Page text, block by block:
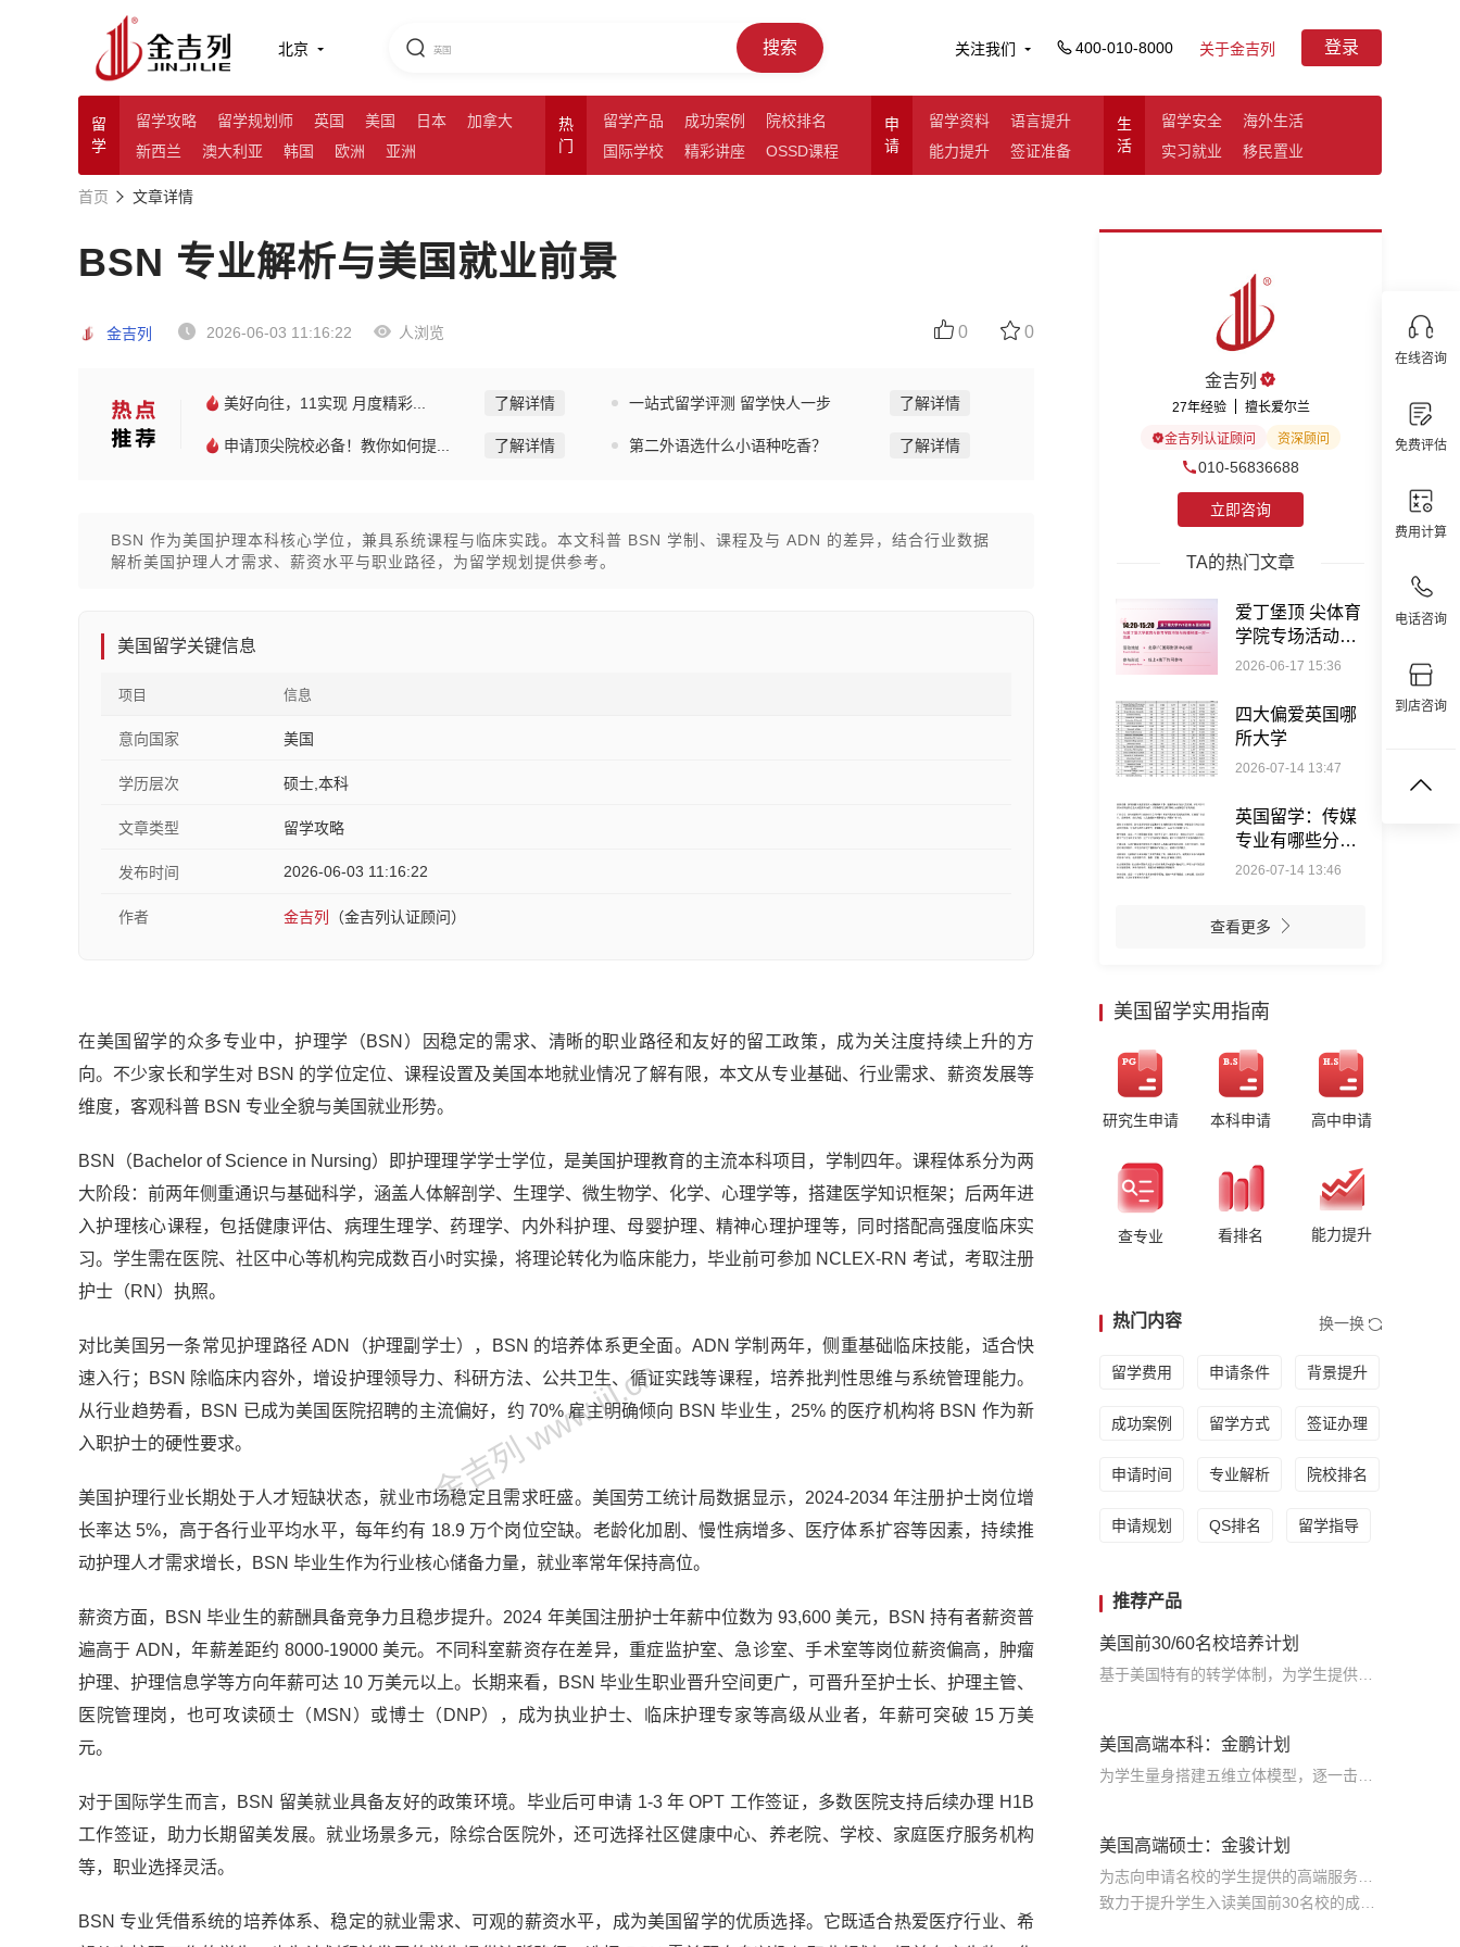
北京 搜索 关注我们 400-010-8000 关于金吉列 登录
留
学
留学攻略 留学规划师 英国 美国 日本
加拿大
新西兰
澳大利亚 韩国 欧洲 亚洲
热
门
留学产品 成功案例
院校排名
国际学校
精彩讲座 OSSD课程
申
请
留学资料
语言提升
能力提升
签证准备
生
活
留学安全
海外生活
实习就业
移民置业
在线咨询
免费评估
费用计算
电话咨询
到店咨询
首页 文章详情
BSN 专业解析与美国就业前景
金吉列 2026-06-03 11:16:22 人浏览 0 0
美好向往，11实现 月度精彩... 了解详情 一站式留学评测 留学快人一步 了解详情
申请顶尖院校必备！教你如何提... 了解详情 第二外语选什么小语种吃香？ 了解详情
BSN 作为美国护理本科核心学位，兼具系统课程与临床实践。本文科普 BSN 学制、课程及与 ADN 的差异，结合行业数据
解析美国护理人才需求、薪资水平与职业路径，为留学规划提供参考。
美国留学关键信息
项目 信息
意向国家 美国
学历层次 硕士,本科
文章类型 留学攻略
发布时间 2026-06-03 11:16:22
作者 金吉列 （金吉列认证顾问）
在美国留学的众多专业中，护理学（BSN）因稳定的需求、清晰的职业路径和友好的留工政策，成为关注度持续上升的方
向。不少家长和学生对 BSN 的学位定位、课程设置及美国本地就业情况了解有限，本文从专业基础、行业需求、薪资发展等
维度，客观科普 BSN 专业全貌与美国就业形势。
BSN（Bachelor of Science in Nursing）即护理理学学士学位，是美国护理教育的主流本科项目，学制四年。课程体系分为两
大阶段：前两年侧重通识与基础科学，涵盖人体解剖学、生理学、微生物学、化学、心理学等，搭建医学知识框架；后两年进
入护理核心课程，包括健康评估、病理生理学、药理学、内外科护理、母婴护理、精神心理护理等，同时搭配高强度临床实
习。学生需在医院、社区中心等机构完成数百小时实操，将理论转化为临床能力，毕业前可参加 NCLEX-RN 考试，考取注册
护士（RN）执照。
对比美国另一条常见护理路径 ADN（护理副学士），BSN 的培养体系更全面。ADN 学制两年，侧重基础临床技能，适合快
速入行；BSN 除临床内容外，增设护理领导力、科研方法、公共卫生、循证实践等课程，培养批判性思维与系统管理能力。
从行业趋势看，BSN 已成为美国医院招聘的主流偏好，约 70% 雇主明确倾向 BSN 毕业生，25% 的医疗机构将 BSN 作为新
入职护士的硬性要求。
美国护理行业长期处于人才短缺状态，就业市场稳定且需求旺盛。美国劳工统计局数据显示，2024-2034 年注册护士岗位增
长率达 5%，高于各行业平均水平，每年约有 18.9 万个岗位空缺。老龄化加剧、慢性病增多、医疗体系扩容等因素，持续推
动护理人才需求增长，BSN 毕业生作为行业核心储备力量，就业率常年保持高位。
薪资方面，BSN 毕业生的薪酬具备竞争力且稳步提升。2024 年美国注册护士年薪中位数为 93,600 美元，BSN 持有者薪资普
遍高于 ADN，年薪差距约 8000-19000 美元。不同科室薪资存在差异，重症监护室、急诊室、手术室等岗位薪资偏高，肿瘤
护理、护理信息学等方向年薪可达 10 万美元以上。长期来看，BSN 毕业生职业晋升空间更广，可晋升至护士长、护理主管、
医院管理岗，也可攻读硕士（MSN）或博士（DNP），成为执业护士、临床护理专家等高级从业者，年薪可突破 15 万美
元。
对于国际学生而言，BSN 留美就业具备友好的政策环境。毕业后可申请 1-3 年 OPT 工作签证，多数医院支持后续办理 H1B
工作签证，助力长期留美发展。就业场景多元，除综合医院外，还可选择社区健康中心、养老院、学校、家庭医疗服务机构
等，职业选择灵活。
BSN 专业凭借系统的培养体系、稳定的就业需求、可观的薪资水平，成为美国留学的优质选择。它既适合热爱医疗行业、希
金吉列 www.jjl.cn
金吉列
27年经验 擅长爱尔兰
金吉列认证顾问 资深顾问
010-56836688
立即咨询
TA的热门文章
爱丁堡顶 尖体育
学院专场活动，
讲座+面试+校友
2026-06-17 15:36
四大偏爱英国哪
所大学
2026-07-14 13:47
英国留学：传媒
专业有哪些分
类？
2026-07-14 13:46
查看更多
美国留学实用指南
研究生申请 本科申请 高中申请
查专业 看排名 能力提升
热门内容 换一换
留学费用 申请条件 背景提升
成功案例 留学方式 签证办理
申请时间 专业解析 院校排名
申请规划 QS排名 留学指导
推荐产品
美国前30/60名校培养计划
美国高端本科：金鹏计划
美国高端硕士：金骏计划